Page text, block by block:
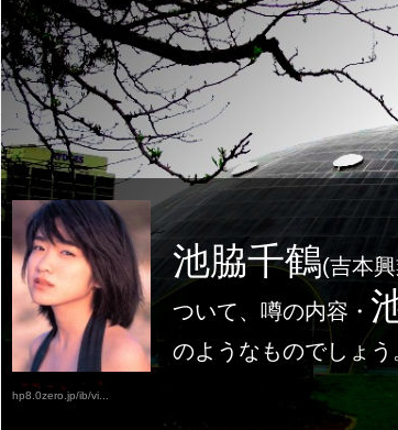
hp8.0zero.jp/ib/vi...
池脇千鶴(吉本
ついて、噂の内容・
のようなものでしょう